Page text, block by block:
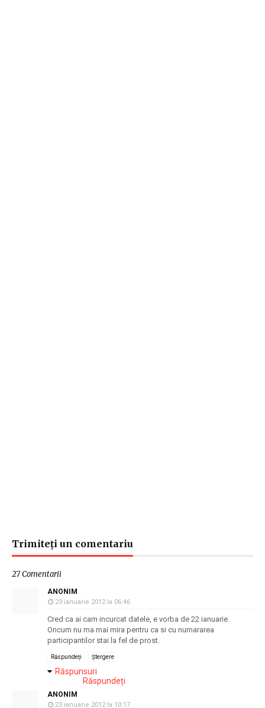
Trimiteți un comentariu
27 Comentarii
ANONIM
23 ianuarie 2012 la 06:46
Cred ca ai cam incurcat datele, e vorba de 22 ianuarie.
Oricum nu ma mai mira pentru ca si cu numararea
participantilor stai la fel de prost.
Răspundeți Ștergere
Răspunsuri
Răspundeți
ANONIM
23 ianuarie 2012 la 10:17